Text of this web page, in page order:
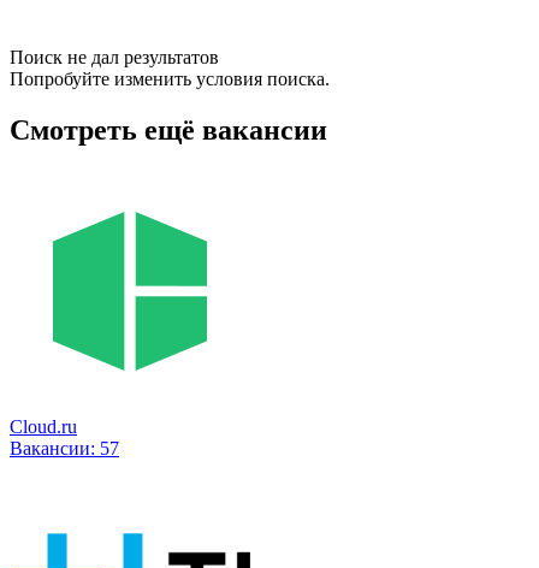
Поиск не дал результатов
Попробуйте изменить условия поиска.
Смотреть ещё вакансии
Cloud.ru
Вакансии: 57